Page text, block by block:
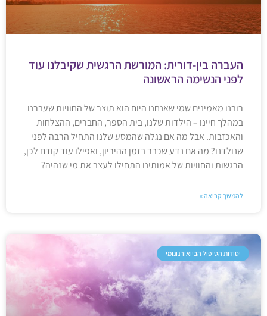
העברה בין-דורית: המורשת הרגשית שקיבלנו עוד
לפני הנשימה הראשונה
רובנו מאמינים שמי שאנחנו היום הוא תוצר של החוויות שעברנו
במהלך חיינו – הילדות שלנו, בית הספר, החברים, ההצלחות
והאכזבות. אבל מה אם נגלה שהמסע שלנו התחיל הרבה לפני
שנולדנו? מה אם נדע שכבר בזמן ההיריון, ואפילו עוד קודם לכן,
הרגשות והחוויות של אמותינו התחילו לעצב את מי שנהיה?
להמשך קריאה »
יסודות הטיפול הביואורגונומי